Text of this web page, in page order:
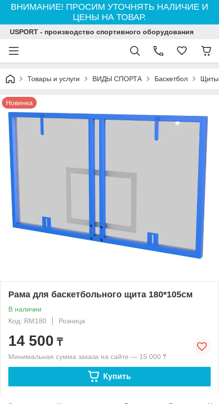
ВНИМАНИЕ! ПРОСИМ УТОЧНЯТЬ НАЛИЧИЕ И
ЦЕНЫ НА ТОВАР.
USPORT - производство спортивного оборудования
Товары и услуги ВИДЫ СПОРТА Баскетбол Щиты
Новинка
Рама для баскетбольного щита 180*105см
В наличии
Код: RM180
Розница
14 500 ₸
Минимальная сумма заказа на сайте — 15 000 ₸
Купить